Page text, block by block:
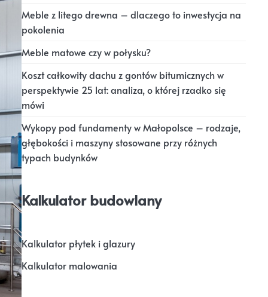
Meble z litego drewna – dlaczego to inwestycja na
pokolenia
Meble matowe czy w połysku?
Koszt całkowity dachu z gontów bitumicznych w
perspektywie 25 lat: analiza, o której rzadko się
mówi
Wykopy pod fundamenty w Małopolsce – rodzaje,
głębokości i maszyny stosowane przy różnych
typach budynków
Kalkulator budowlany
Kalkulator płytek i glazury
Kalkulator malowania